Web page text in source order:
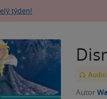
týden!
Autor